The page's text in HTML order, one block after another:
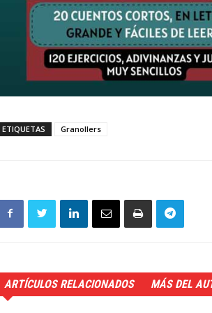
ETIQUETAS Granollers
ARTÍCULOS RELACIONADOS MÁS DEL